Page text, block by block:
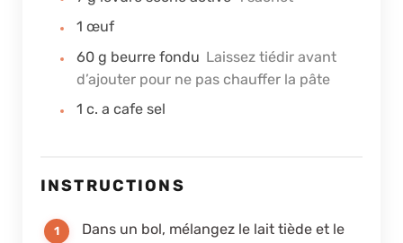
1 œuf
60 g beurre fondu Laissez tiédir avant
d’ajouter pour ne pas chauffer la pâte
1 c. a cafe sel
INSTRUCTIONS
Dans un bol, mélangez le lait tiède et le